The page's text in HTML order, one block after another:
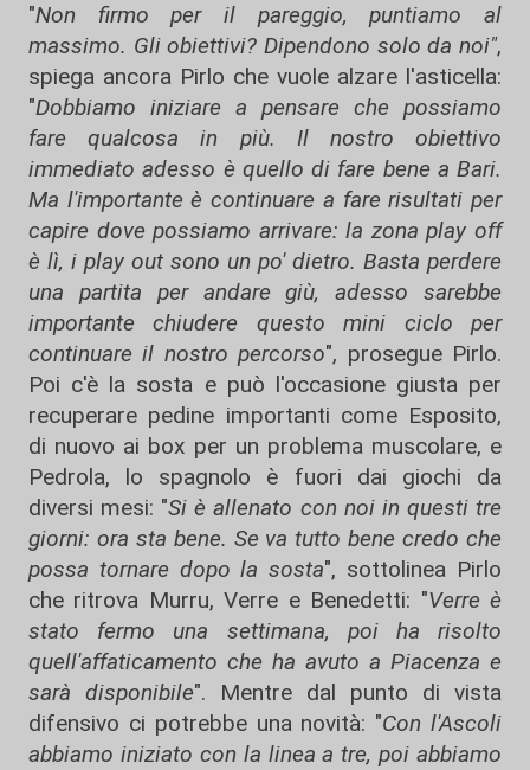
"Non firmo per il pareggio, puntiamo al
massimo. Gli obiettivi? Dipendono solo da noi",
spiega ancora Pirlo che vuole alzare l'asticella:
"Dobbiamo iniziare a pensare che possiamo
fare qualcosa in più. Il nostro obiettivo
immediato adesso è quello di fare bene a Bari.
Ma l'importante è continuare a fare risultati per
capire dove possiamo arrivare: la zona play off
è lì, i play out sono un po' dietro. Basta perdere
una partita per andare giù, adesso sarebbe
importante chiudere questo mini ciclo per
continuare il nostro percorso", prosegue Pirlo.
Poi c'è la sosta e può l'occasione giusta per
recuperare pedine importanti come Esposito,
di nuovo ai box per un problema muscolare, e
Pedrola, lo spagnolo è fuori dai giochi da
diversi mesi: "Si è allenato con noi in questi tre
giorni: ora sta bene. Se va tutto bene credo che
possa tornare dopo la sosta", sottolinea Pirlo
che ritrova Murru, Verre e Benedetti: "Verre è
stato fermo una settimana, poi ha risolto
quell'affaticamento che ha avuto a Piacenza e
sarà disponibile". Mentre dal punto di vista
difensivo ci potrebbe una novità: "Con l'Ascoli
abbiamo iniziato con la linea a tre, poi abbiamo